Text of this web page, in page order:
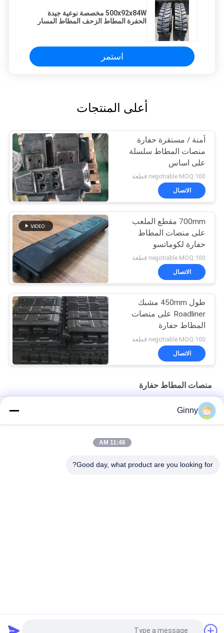
500x92x84W مخصصة نوعية جيدة
الحفرة المطاط الزحف المطاط المسار
استمر
أعلى المنتجات
آمنة / مستقرة حفارة
منصات المطاط سلسلة
على اساس
negotiable MOQ:100 قطعة
الاتصال
700mm مقطع الملعب
على منصات المطاط
حفارة لكوماتسو
negotiable MOQ:100 قطعة
الاتصال
طول 450mm مشبك
Roadliner على منصات
المطاط حفارة
negotiable MOQ:100 قطعة
الاتصال
منصات المطاط حفارة
المطاطGinny
11:46 AM
Good day, what product are you looking for?